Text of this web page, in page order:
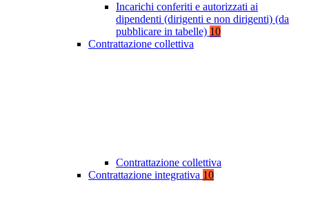
Incarichi conferiti e autorizzati ai
dipendenti (dirigenti e non dirigenti) (da
pubblicare in tabelle) 10
Contrattazione collettiva
Contrattazione collettiva
Contrattazione integrativa 10